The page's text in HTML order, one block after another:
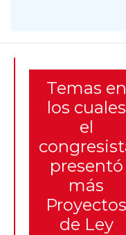
Temas en
los cuales
el
presentó
más
Proyectos
de Ley